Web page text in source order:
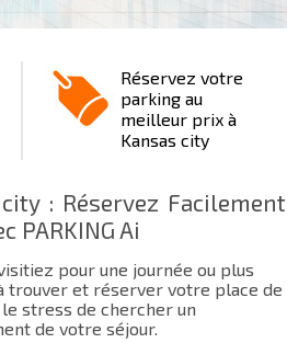
Réservez votre
parking au
meilleur prix à
Kansas city
: Réservez Facilement
PARKING Ai
pour une journée ou plus
trouver et réserver votre place de
stress de chercher un
de votre séjour.